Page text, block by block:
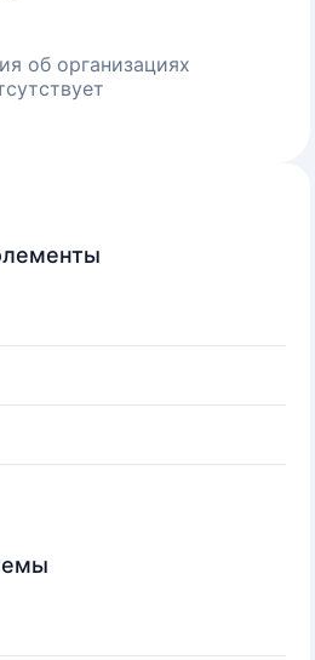
об организациях